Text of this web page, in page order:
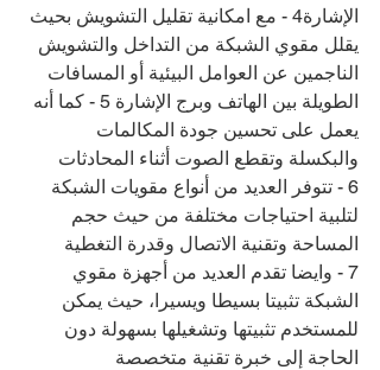
الإشارة4 - مع امكانية تقليل التشويش بحيث
يقلل مقوي الشبكة من التداخل والتشويش
الناجمين عن العوامل البيئية أو المسافات
الطويلة بين الهاتف وبرج الإشارة 5 - كما أنه
يعمل على تحسين جودة المكالمات
والبكسلة وتقطع الصوت أثناء المحادثات
6 - تتوفر العديد من أنواع مقويات الشبكة
لتلبية احتياجات مختلفة من حيث حجم
المساحة وتقنية الاتصال وقدرة التغطية
7 - وايضا تقدم العديد من أجهزة مقوي
الشبكة تثبيتا بسيطا ويسيرا، حيث يمكن
للمستخدم تثبيتها وتشغيلها بسهولة دون
الحاجة إلى خبرة تقنية متخصصة